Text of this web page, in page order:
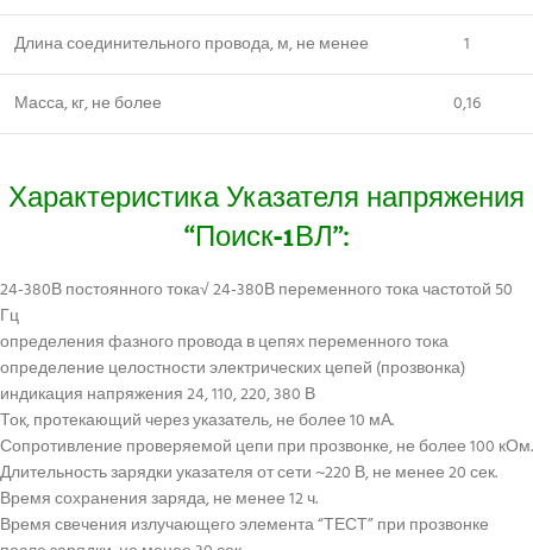
Длина соединительного провода, м, не менее 1
Масса, кг, не более 0,16
Характеристика Указателя напряжения
“Поиск-1ВЛ”:
24-380В постоянного тока√ 24-380В переменного тока частотой 50
Гц
определения фазного провода в цепях переменного тока
определение целостности электрических цепей (прозвонка)
индикация напряжения 24, 110, 220, 380 В
Ток, протекающий через указатель, не более 10 мА.
Сопротивление проверяемой цепи при прозвонке, не более 100 кОм.
Длительность зарядки указателя от сети ~220 В, не менее 20 сек.
Время сохранения заряда, не менее 12 ч.
Время свечения излучающего элемента “ТЕСТ” при прозвонке